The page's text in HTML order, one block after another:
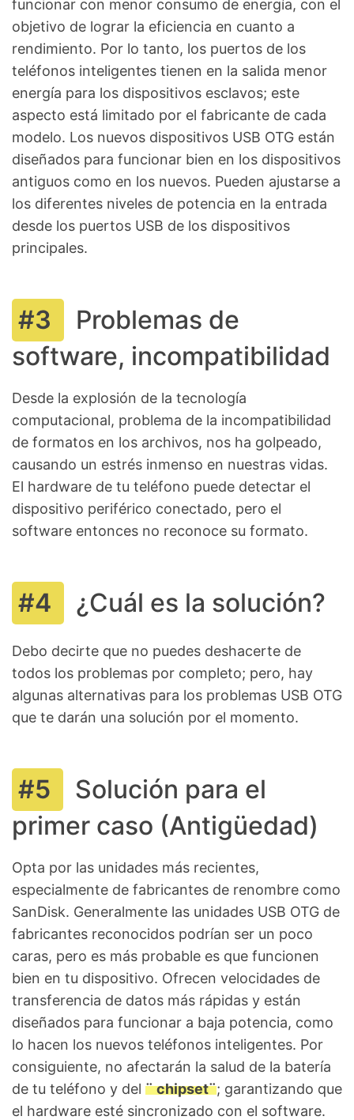
funcionar con menor consumo de energía, con el
objetivo de lograr la eficiencia en cuanto a
rendimiento. Por lo tanto, los puertos de los
teléfonos inteligentes tienen en la salida menor
energía para los dispositivos esclavos; este
aspecto está limitado por el fabricante de cada
modelo. Los nuevos dispositivos USB OTG están
diseñados para funcionar bien en los dispositivos
antiguos como en los nuevos. Pueden ajustarse a
los diferentes niveles de potencia en la entrada
desde los puertos USB de los dispositivos
principales.
Problemas de
software, incompatibilidad
Desde la explosión de la tecnología
computacional, problema de la incompatibilidad
de formatos en los archivos, nos ha golpeado,
causando un estrés inmenso en nuestras vidas.
El hardware de tu teléfono puede detectar el
dispositivo periférico conectado, pero el
software entonces no reconoce su formato.
¿Cuál es la solución?
Debo decirte que no puedes deshacerte de
todos los problemas por completo; pero, hay
algunas alternativas para los problemas USB OTG
que te darán una solución por el momento.
Solución para el
primer caso (Antigüedad)
Opta por las unidades más recientes,
especialmente de fabricantes de renombre como
SanDisk. Generalmente las unidades USB OTG de
fabricantes reconocidos podrían ser un poco
caras, pero es más probable es que funcionen
bien en tu dispositivo. Ofrecen velocidades de
transferencia de datos más rápidas y están
diseñados para funcionar a baja potencia, como
lo hacen los nuevos teléfonos inteligentes. Por
consiguiente, no afectarán la salud de la batería
de tu teléfono y del ¨ chipset¨; garantizando que
el hardware esté sincronizado con el software.